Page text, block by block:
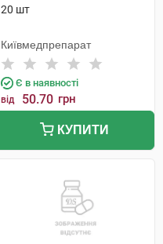
20 шт
Київмедпрепарат
Є в наявності
від 50.70 грн
КУПИТИ